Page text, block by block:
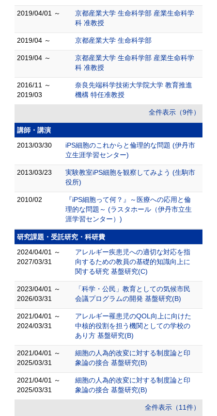
2019/04/01 ～
京都産業大学 生命科学部 産業生命科学
科 准教授
2019/04 ～ 京都産業大学 生命科学部
2019/04 ～
京都産業大学 生命科学部 産業生命科学
科 准教授
2016/11 ～
2019/03
奈良先端科学技術大学院大学 教育推進
機構 特任准教授
全件表示（9件）
講師・講演
2013/03/30
iPS細胞のこれからと倫理的な問題 (伊丹市
立生涯学習センター)
2013/03/23
実験教室iPS細胞を観察してみよう (生駒市
役所)
2010/02
『iPS細胞って何？』～医療への応用と倫
理的な問題～ (ラスタホール（伊丹市立生
涯学習センター）)
研究課題・受託研究・科研費
2024/04/01 ～
2027/03/31
アレルギー疾患児への適切な対応を指
向するための教員の基礎的知識向上に
関する研究 基盤研究(C)
2023/04/01 ～
2026/03/31
「科学・公民」教育としての気候市民
会議プログラムの開発 基盤研究(B)
2021/04/01 ～
2024/03/31
アレルギー罹患児のQOL向上に向けた
中核的役割を担う機関としての学校の
あり方 基盤研究(B)
2021/04/01 ～
2025/03/31
細胞の人為的改変に対する制度論と印
象論の接合 基盤研究(B)
2021/04/01 ～
2025/03/31
細胞の人為的改変に対する制度論と印
象論の接合 基盤研究(B)
全件表示（11件）